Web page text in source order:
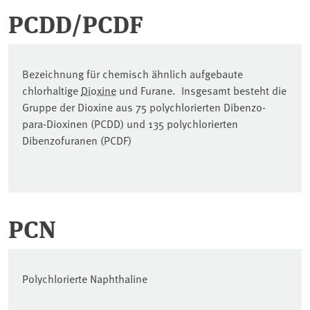
PCDD/PCDF
Bezeichnung für chemisch ähnlich aufgebaute
chlorhaltige Dioxine und Furane. Insgesamt besteht die
Gruppe der Dioxine aus 75 polychlorierten Dibenzo-
para-Dioxinen (PCDD) und 135 polychlorierten
Dibenzofuranen (PCDF)
PCN
Polychlorierte Naphthaline